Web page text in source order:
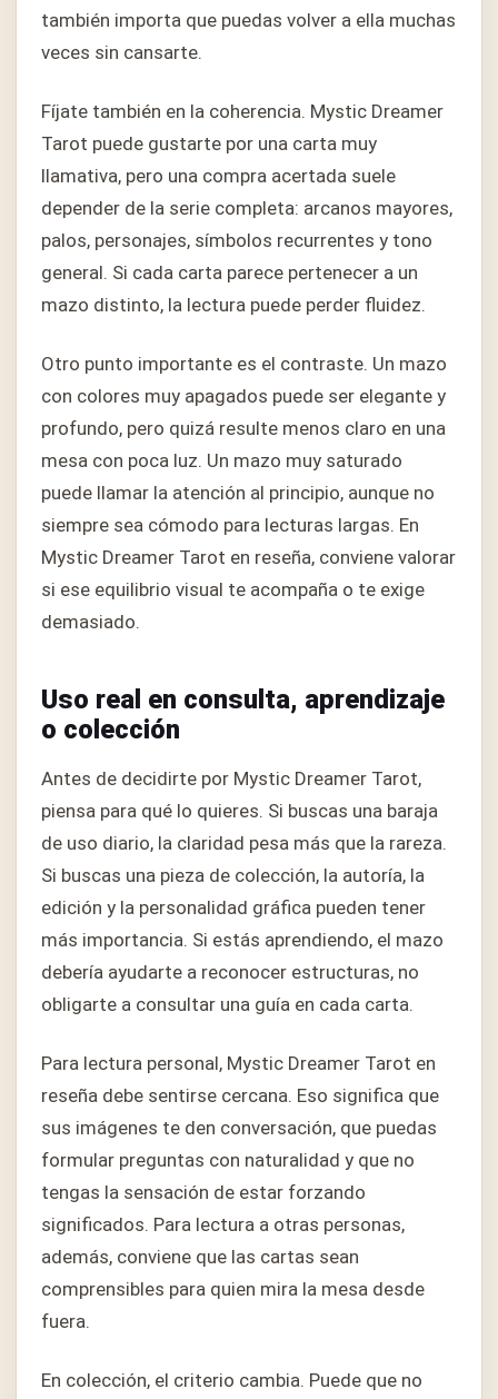
también importa que puedas volver a ella muchas
veces sin cansarte.
Fíjate también en la coherencia. Mystic Dreamer
Tarot puede gustarte por una carta muy
llamativa, pero una compra acertada suele
depender de la serie completa: arcanos mayores,
palos, personajes, símbolos recurrentes y tono
general. Si cada carta parece pertenecer a un
mazo distinto, la lectura puede perder fluidez.
Otro punto importante es el contraste. Un mazo
con colores muy apagados puede ser elegante y
profundo, pero quizá resulte menos claro en una
mesa con poca luz. Un mazo muy saturado
puede llamar la atención al principio, aunque no
siempre sea cómodo para lecturas largas. En
Mystic Dreamer Tarot en reseña, conviene valorar
si ese equilibrio visual te acompaña o te exige
demasiado.
Uso real en consulta, aprendizaje
o colección
Antes de decidirte por Mystic Dreamer Tarot,
piensa para qué lo quieres. Si buscas una baraja
de uso diario, la claridad pesa más que la rareza.
Si buscas una pieza de colección, la autoría, la
edición y la personalidad gráfica pueden tener
más importancia. Si estás aprendiendo, el mazo
debería ayudarte a reconocer estructuras, no
obligarte a consultar una guía en cada carta.
Para lectura personal, Mystic Dreamer Tarot en
reseña debe sentirse cercana. Eso significa que
sus imágenes te den conversación, que puedas
formular preguntas con naturalidad y que no
tengas la sensación de estar forzando
significados. Para lectura a otras personas,
además, conviene que las cartas sean
comprensibles para quien mira la mesa desde
fuera.
En colección, el criterio cambia. Puede que no